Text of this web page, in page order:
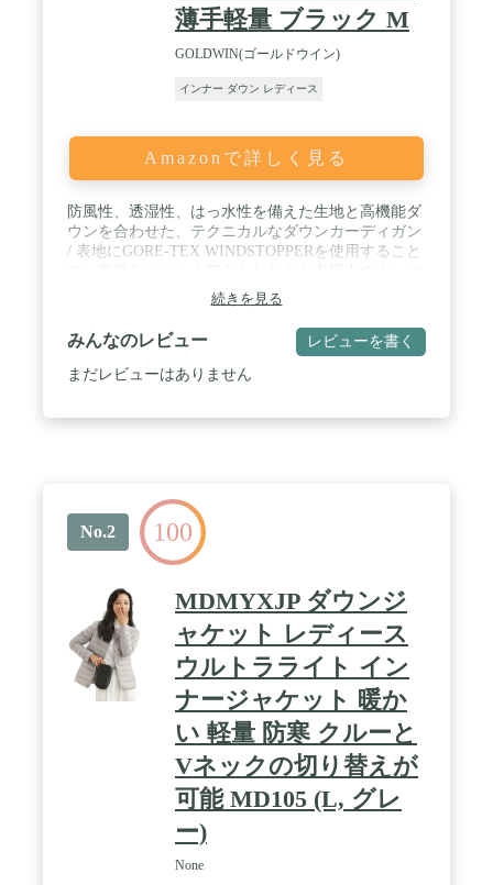
薄手軽量 ブラック M
GOLDWIN(ゴールドウイン)
インナー ダウン レディース
Amazonで詳しく見る
防風性、透湿性、はっ水性を備えた生地と高機能ダ
ウンを合わせた、テクニカルなダウンカーディガン
/ 表地にGORE-TEX WINDSTOPPERを使用すること
排出 / 中わたは、遠赤外線効果で自然な暖かさをも
たらす光電子リサイクルダウンを封入 / 左の腰ポケ
ット内部には、付属のスタッフサックや小物の収納
に役立つコインポケット / アウターとしてもインナ
ーダウンとしても活躍する1着
続きを見る
みんなのレビュー レビューを書く
まだレビューはありません
No.2 100
MDMYXJP ダウンジ
ャケット レディース
ウルトラライト イン
ナージャケット 暖か
い 軽量 防寒 クルーと
Vネックの切り替えが
可能 MD105 (L, グレ
ー)
None